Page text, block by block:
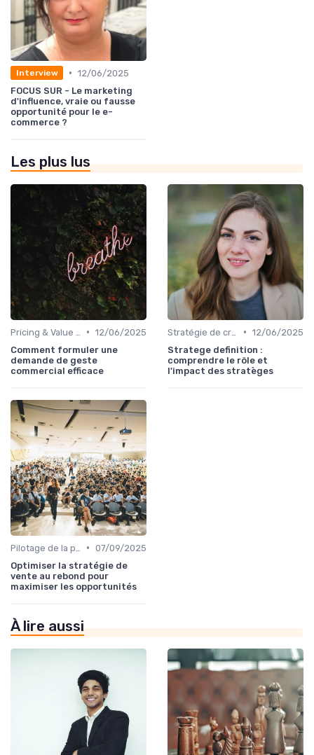
Interview • 12/06/2025
FOCUS SUR - Le marketing
d'influence, vraie ou fausse
opportunité pour le e-
commerce ?
Les plus lus
• 12/06/2025
Comment formuler une
demande de geste
commercial efficace
• 12/06/2025
Stratege definition :
comprendre le rôle et
l'impact des stratèges
• 07/09/2025
Optimiser la stratégie de
vente au rebond pour
maximiser les opportunités
À lire aussi